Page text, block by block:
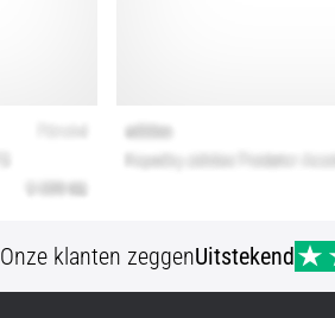
Onze klanten zeggenUitstekend